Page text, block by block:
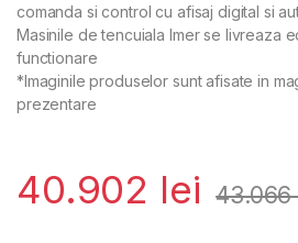
comanda si control cu afisaj digital si
Masinile de tencuiala Imer se livreaza
functionare
*Imaginile produselor sunt afisate in
prezentare
40.902 lei 43.066